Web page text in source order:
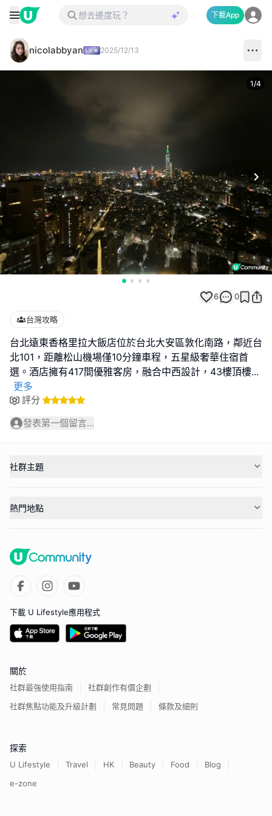
下載App
nicolabbyan 2025/12/13
1/4
6 0
台灣攻略
台北遠東香格里拉大飯店位於台北大安區敦化南路，鄰近台
北101，距離松山機場僅10分鐘車程，五星級奢華住宿首
選。酒店擁有417間優雅客房，融合中西設計，43樓頂樓...
更多
評分
發表第一個留言...
社群主題
熱門地點
下載 U Lifestyle應用程式
關於
社群最強使用指南
社群創作有價企劃
社群焦點功能及升級計劃
常見問題 條款及細則
探索
U Lifestyle Travel HK Beauty Food
Blog
e-zone